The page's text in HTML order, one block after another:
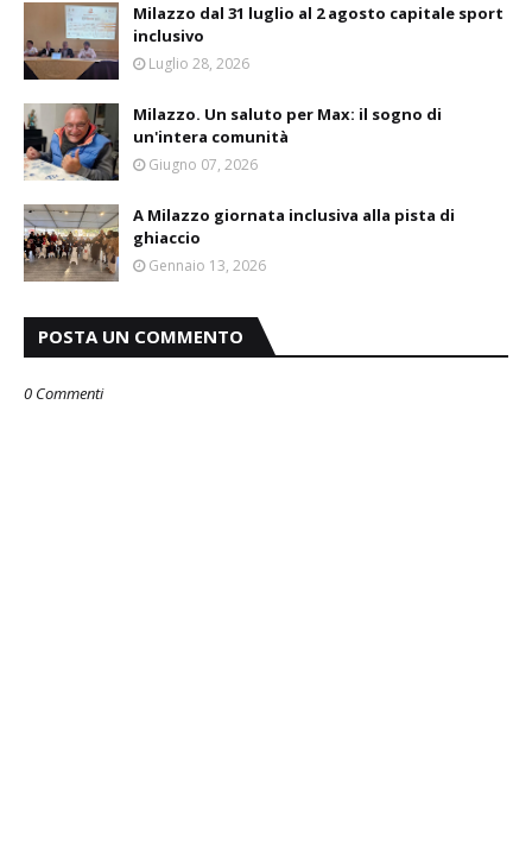
Milazzo dal 31 luglio al 2 agosto capitale sport
inclusivo
Luglio 28, 2026
Milazzo. Un saluto per Max: il sogno di
un'intera comunità
Giugno 07, 2026
A Milazzo giornata inclusiva alla pista di
ghiaccio
Gennaio 13, 2026
POSTA UN COMMENTO
0 Commenti